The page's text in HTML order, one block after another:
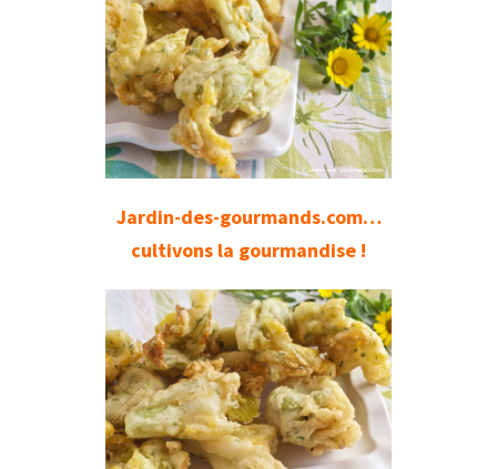
Jardin-des-gourmands.com…
cultivons la gourmandise !